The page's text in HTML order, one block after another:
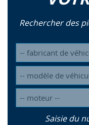
Rechercher des
Saisie du